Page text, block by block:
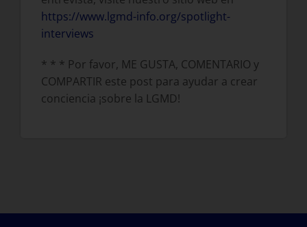
https://www.lgmd-info.org/spotlight-
interviews
* * * Por favor, ME GUSTA, COMENTARIO y
COMPARTIR este post para ayudar a crear
conciencia ¡sobre la LGMD!